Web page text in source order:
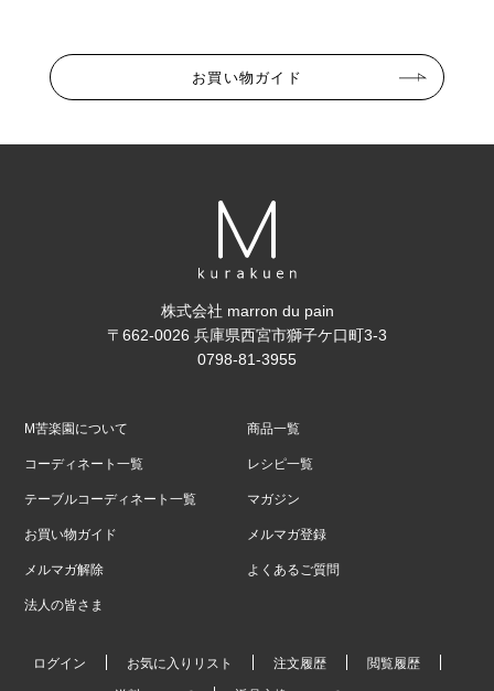
お買い物ガイド
株式会社 marron du pain
〒662-0026 兵庫県西宮市獅子ケ口町3-3
0798-81-3955
M苦楽園について 商品一覧
コーディネート一覧 レシピ一覧
テーブルコーディネート一覧 マガジン
お買い物ガイド メルマガ登録
メルマガ解除 よくあるご質問
法人の皆さま
ログイン お気に入りリスト 注文履歴 閲覧履歴